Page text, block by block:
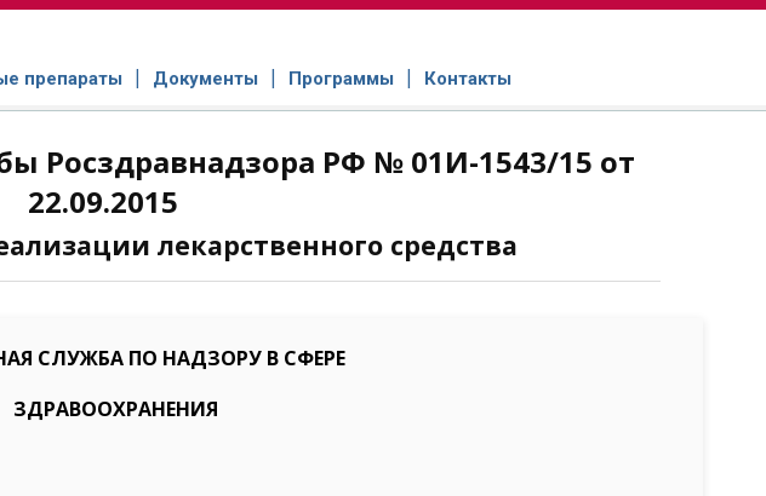
препараты Документы Программы Контакты
Росздравнадзора РФ № 01И-1543/15 от
22.09.2015
лекарственного средства
СЛУЖБА ПО НАДЗОРУ В СФЕРЕ
ЗДРАВООХРАНЕНИЯ